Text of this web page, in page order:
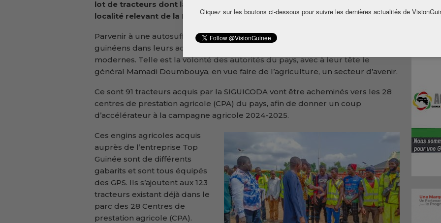
lot de tracteurs dont la remise officielle a eu lieu ce mardi 21 mai
localité relevant de la Mafèrinya dans la préfecture de Forécariah.
Parvenir à une autosuffisance alimentaire, c’est soutenir les agriculteurs
guinéens dans leurs activités en mettant à leur disposition des équipements
modernes. Telle est la volonté des autorités du pays, avec à leur tête le
général Mamadi Doumbouya, en vue faire de l’agriculture, un secteur d’avenir.
Ce sont 91 tracteurs acquis par la SIGUICODA vont être acheminés vers les 28
centres de prestation agricole (CPA) du pays, afin de donner un coup
d’accélérateur à la campagne agricole 2024-2025.
Ces engins agricoles acquis
auprès de l’entreprise Top
Guinée sont de différents
gabarits et sont tous équipés
des GPS. Ils s’ajoutent aux 123
tracteurs existant déjà dans le
parc des 28 Centres de
prestation agricole (CPA).
Cliquez sur les boutons ci-dessous pour suivre les dernières actualités de